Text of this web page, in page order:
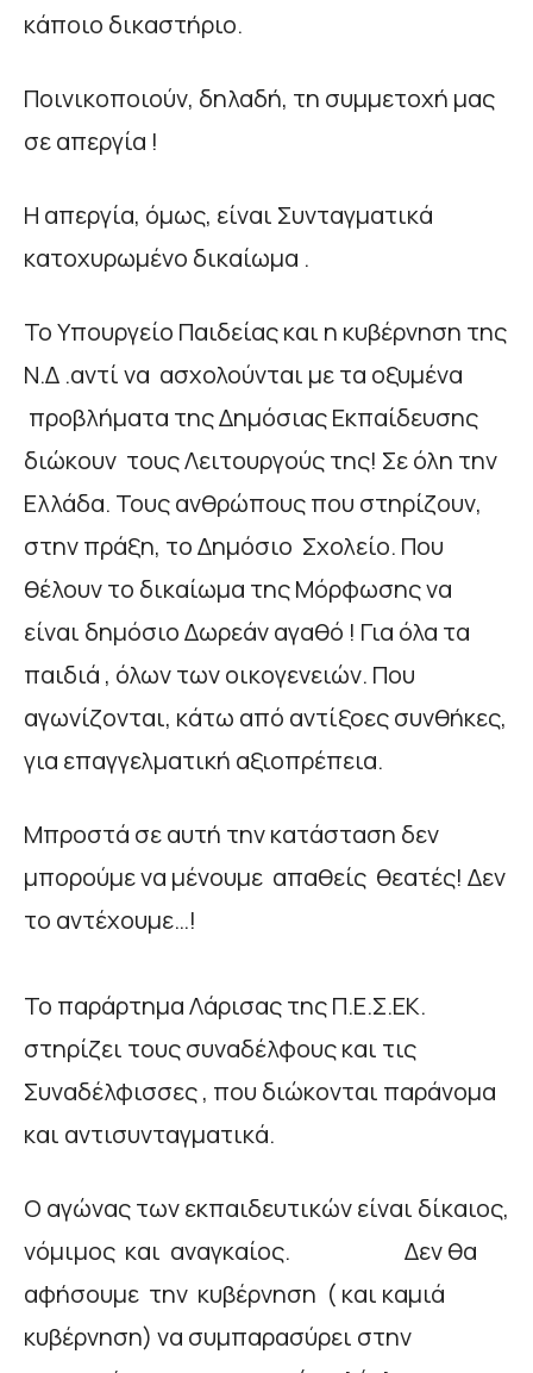
κάποιο δικαστήριο.
Ποινικοποιούν, δηλαδή, τη συμμετοχή μας
σε απεργία !
Η απεργία, όμως, είναι Συνταγματικά
κατοχυρωμένο δικαίωμα .
Το Υπουργείο Παιδείας και η κυβέρνηση της
Ν.Δ .αντί να ασχολούνται με τα οξυμένα
προβλήματα της Δημόσιας Εκπαίδευσης
διώκουν τους Λειτουργούς της! Σε όλη την
Ελλάδα. Τους ανθρώπους που στηρίζουν,
στην πράξη, το Δημόσιο Σχολείο. Που
θέλουν το δικαίωμα της Μόρφωσης να
είναι δημόσιο Δωρεάν αγαθό ! Για όλα τα
παιδιά , όλων των οικογενειών. Που
αγωνίζονται, κάτω από αντίξοες συνθήκες,
για επαγγελματική αξιοπρέπεια.
Μπροστά σε αυτή την κατάσταση δεν
μπορούμε να μένουμε απαθείς θεατές! Δεν
το αντέχουμε…!
Το παράρτημα Λάρισας της Π.Ε.Σ.ΕΚ.
στηρίζει τους συναδέλφους και τις
Συναδέλφισσες , που διώκονται παράνομα
και αντισυνταγματικά.
Ο αγώνας των εκπαιδευτικών είναι δίκαιος,
νόμιμος και αναγκαίος. Δεν θα
αφήσουμε την κυβέρνηση ( και καμιά
κυβέρνηση) να συμπαρασύρει στην